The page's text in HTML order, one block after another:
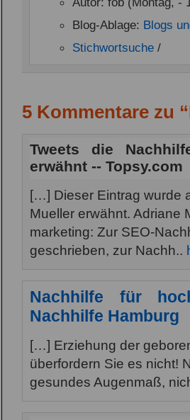
Blog-Ablage: Blogs
Stichwortsuche /
5 Kommentare zu
Tweets die
erwähnt -- Topsy.com
[…] Dieser Eintrag wurde
Mueller erwähnt. Adriane
marketing: Zur SEO-
geschrieben, zur Nachh..
Nachhilfe für
Nachhilfe Hamburg
[…] Erziehung der
überfordern Sie es nicht!
gesundes Augenmaß,